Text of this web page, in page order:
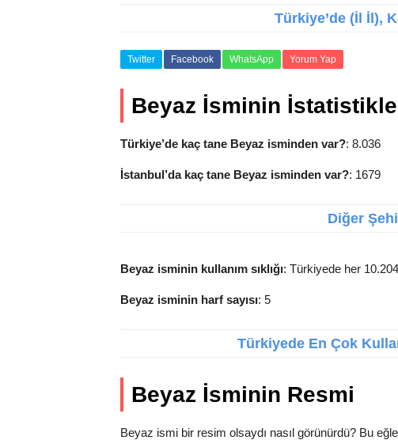
Türkiye’de (İl İl),
Twitter Facebook WhatsApp Yorum Yap
Beyaz İsminin
Türkiye’de kaç tane Beyaz isminden var?: 8.036
İstanbul’da kaç tane Beyaz isminden var?: 1679
Diğer
Beyaz isminin kullanım sıklığı: Türkiyede her
Beyaz isminin harf sayısı: 5
Türkiyede En Çok
Beyaz İsminin Resmi
Beyaz ismi bir resim olsaydı nasıl görünürdü? Bu